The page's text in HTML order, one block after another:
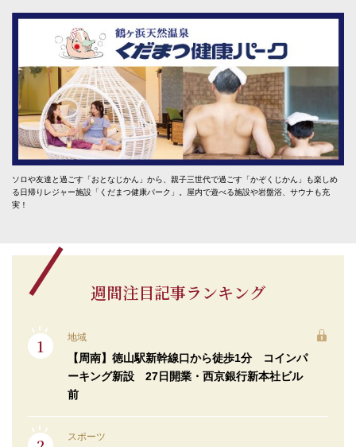
ソロや友達と過ごす「おとなじかん」から、親子三世代で過ごす「かぞくじかん」も楽しめ
る日帰りレジャー施設「くだまつ健康パーク」。屋内で遊べる施設や岩盤浴、サウナも充
実！
週間注目記事ランキング
地域
【周南】徳山駅新幹線口から徒歩1分 コインパ
ーキング新設 27日開業・西京銀行新本社ビル
前
スポーツ